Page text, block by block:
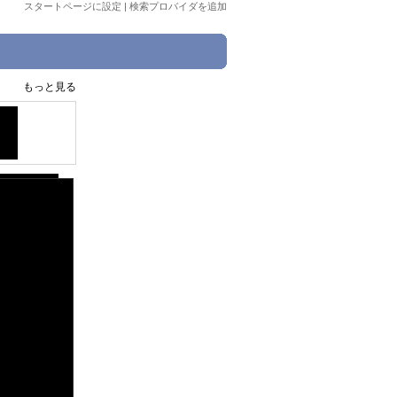
スタートページに設定 | 検索プロバイダを追加
もっと見る